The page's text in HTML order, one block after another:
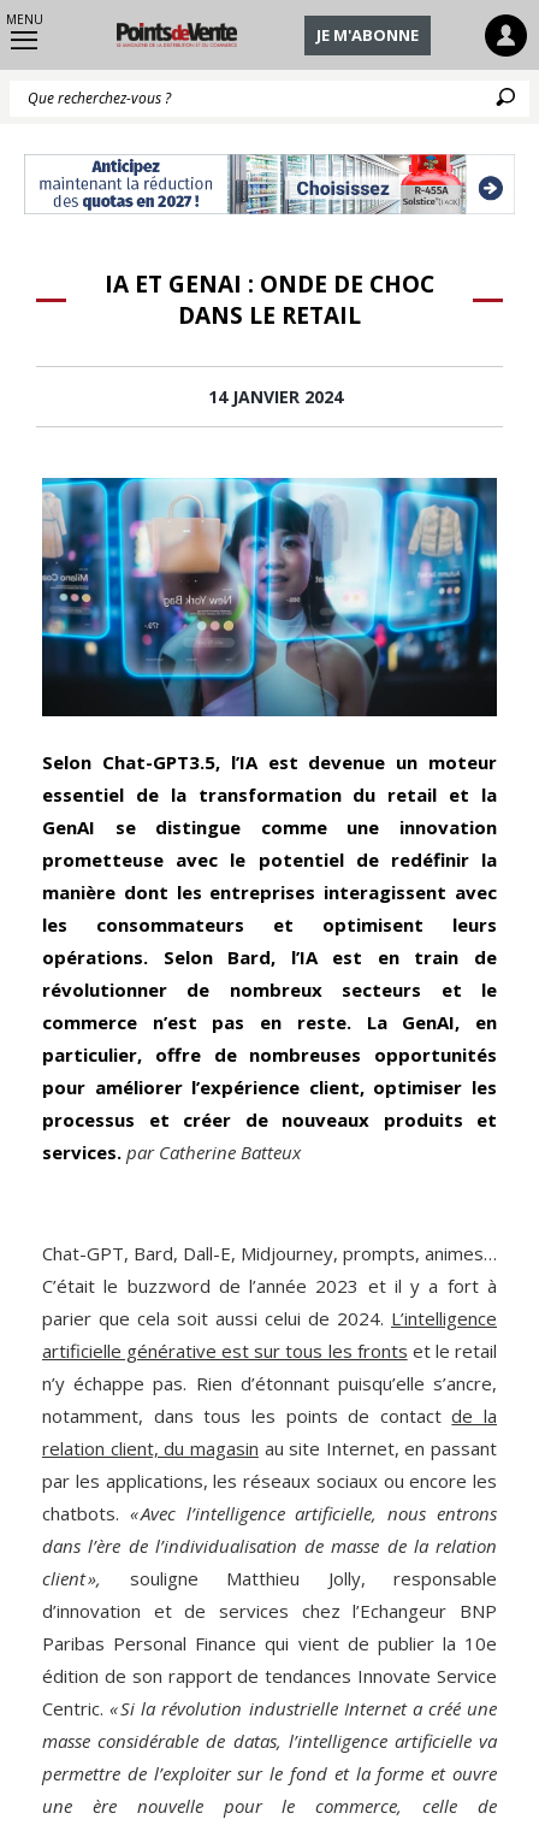
MENU
JE M'ABONNE
IA ET GENAI : ONDE DE CHOC
DANS LE RETAIL
14 JANVIER 2024
Selon Chat-GPT3.5, l’IA est devenue un moteur
essentiel de la transformation du retail et la
GenAI se distingue comme une innovation
prometteuse avec le potentiel de redéfinir la
manière dont les entreprises interagissent avec
les consommateurs et optimisent leurs
opérations. Selon Bard, l’IA est en train de
révolutionner de nombreux secteurs et le
commerce n’est pas en reste. La GenAI, en
particulier, offre de nombreuses opportunités
pour améliorer l’expérience client, optimiser les
processus et créer de nouveaux produits et
services. par Catherine Batteux
Chat-GPT, Bard, Dall-E, Midjourney, prompts, animes…
C’était le buzzword de l’année 2023 et il y a fort à
parier que cela soit aussi celui de 2024. L’intelligence
artificielle générative est sur tous les fronts et le retail
n’y échappe pas. Rien d’étonnant puisqu’elle s’ancre,
notamment, dans tous les points de contactde la
relation client, du magasin au site Internet, en passant
par les applications, les réseaux sociaux ou encore les
chatbots. « Avec l’intelligence artificielle, nous entrons
dans l’ère de l’individualisation de masse de la relation
client », souligne Matthieu Jolly, responsable
d’innovation et de services chez l’Echangeur BNP
Paribas Personal Finance qui vient de publier la 10e
édition de son rapport de tendances Innovate Service
Centric.« Si la révolution industrielle Internet a créé une
masse considérable de datas, l’intelligence artificielle va
permettre de l’exploiter sur le fond et la forme et ouvre
une ère nouvelle pour le commerce, celle de